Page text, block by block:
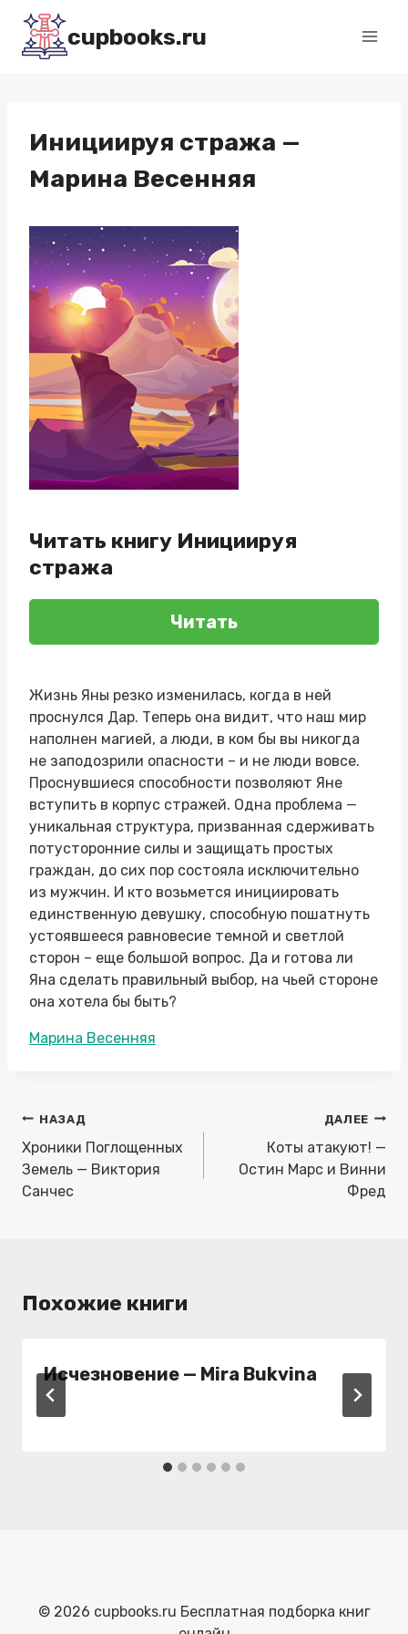
Перейти
содержимому
cupbooks.ru
Инициируя стража —
Марина Весенняя
Читать книгу Инициируя
стража
Читать
Жизнь Яны резко изменилась, когда в ней
проснулся Дар. Теперь она видит, что наш мир
наполнен магией, а люди, в ком бы вы никогда
не заподозрили опасности – и не люди вовсе.
Проснувшиеся способности позволяют Яне
вступить в корпус стражей. Одна проблема —
уникальная структура, призванная сдерживать
потусторонние силы и защищать простых
граждан, до сих пор состояла исключительно
из мужчин. И кто возьмется инициировать
единственную девушку, способную пошатнуть
устоявшееся равновесие темной и светлой
сторон – еще большой вопрос. Да и готова ли
Яна сделать правильный выбор, на чьей стороне
она хотела бы быть?
Метки
Марина Весенняя
Навигация
по
записям
НАЗАД
Хроники Поглощенных
Земель — Виктория
Санчес
ДАЛЕЕ
Коты атакуют! —
Остин Марс и Винни
Фред
Похожие книги
Исчезновение — Mira Bukvina
© 2026 cupbooks.ru Бесплатная подборка книг